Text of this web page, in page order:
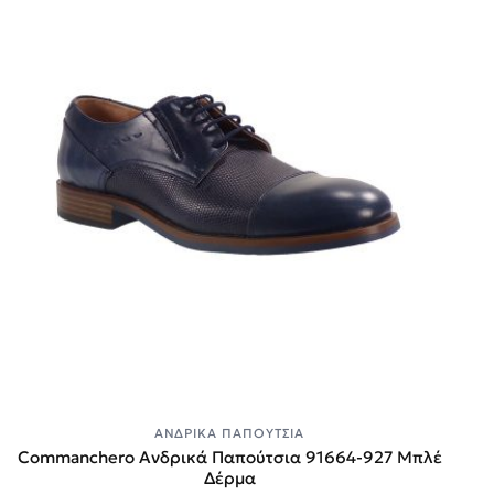
ΑΝΔΡΙΚΆ ΠΑΠΟΎΤΣΙΑ
Commanchero Ανδρικά Παπούτσια 91664-927 Μπλέ
Δέρμα